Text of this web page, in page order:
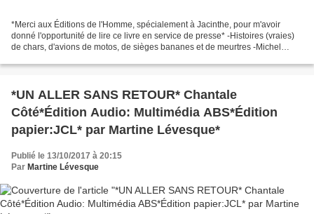
*Merci aux Éditions de l'Homme, spécialement à Jacinthe, pour m'avoir
donné l'opportunité de lire ce livre en service de presse* -Histoires (vraies)
de chars, d'avions de motos, de sièges bananes et de meurtres -Michel
*UN ALLER SANS RETOUR* Chantale
Côté*Édition Audio: Multimédia ABS*Édition
papier:JCL* par Martine Lévesque*
Publié le 13/10/2017 à 20:15
Par Martine Lévesque